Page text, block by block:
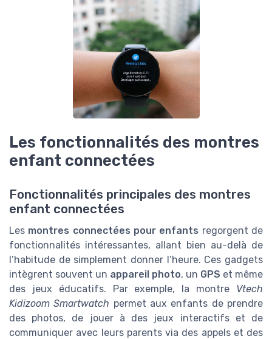
Les fonctionnalités des montres
enfant connectées
Fonctionnalités principales des montres
enfant connectées
Les montres connectées pour enfants regorgent de
fonctionnalités intéressantes, allant bien au-delà de
l’habitude de simplement donner l’heure. Ces gadgets
intègrent souvent un appareil photo, un GPS et même
des jeux éducatifs. Par exemple, la montre Vtech
Kidizoom Smartwatch permet aux enfants de prendre
des photos, de jouer à des jeux interactifs et de
communiquer avec leurs parents via des appels et des